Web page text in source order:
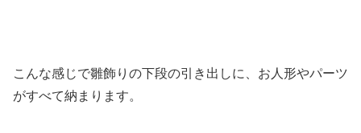
こんな感じで雛飾りの下段の引き出しに、お人形やパーツ
がすべて納まります。